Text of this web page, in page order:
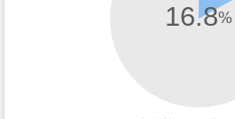
16.8%